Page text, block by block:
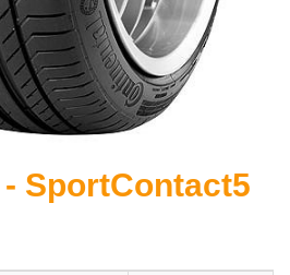
SportContact5